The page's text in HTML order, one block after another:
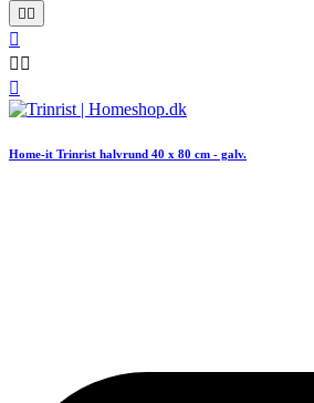
 

 

Home-it Trinrist halvrund 40 x 80 cm - galv.